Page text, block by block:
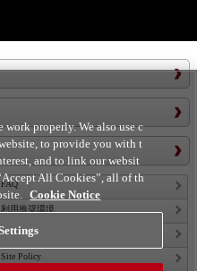
FAQ
利用推奨環境
Privacy Policy
Site Policy
work properly. We also use c
to provide you with t
and to link our websit
All Cookies”, all of th
Cookie Notice